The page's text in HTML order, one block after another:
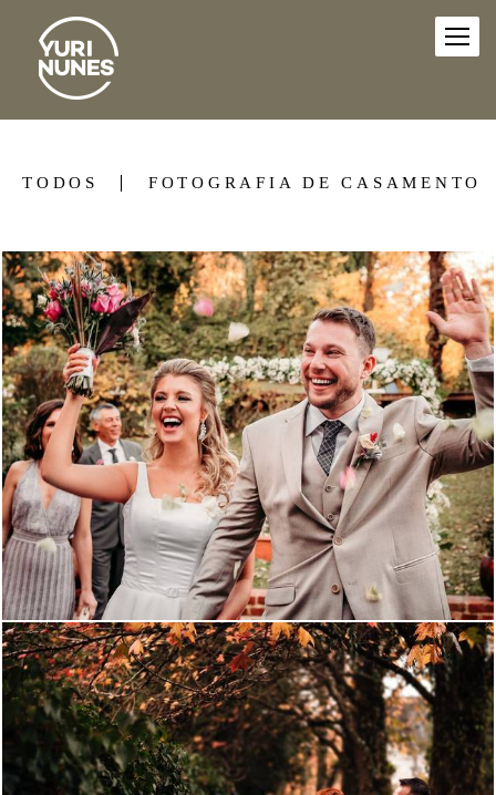
TODOS FOTOGRAFIA DE CASAMENTO
1425 14